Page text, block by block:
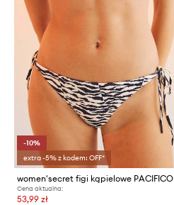
-10%
extra -5% z kodem: OFF*
women'secret figi kąpielowe PACIFICO
Cena aktualna:
53,99 zł